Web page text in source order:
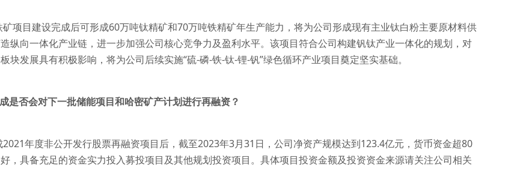
项目建设完成后可形成60万吨钛精矿和70万吨铁精矿年生产能力，将为公司形成现有主业钛白粉主要原材料供
纵向一体化产业链，进一步加强公司核心竞争力及盈利水平。该项目符合公司构建钒钛产业一体化的规划，对
块发展具有积极影响，将为公司后续实施“硫-磷-铁-钛-锂-钒”绿色循环产业项目奠定坚实基础。
是否会对下一批储能项目和哈密矿产计划进行再融资？
年度非公开发行股票再融资项目后，截至2023年3月31日，公司净资产规模达到123.4亿元，货币资金超80
，具备充足的资金实力投入募投项目及其他规划投资项目。具体项目投资金额及投资资金来源请关注公司相关